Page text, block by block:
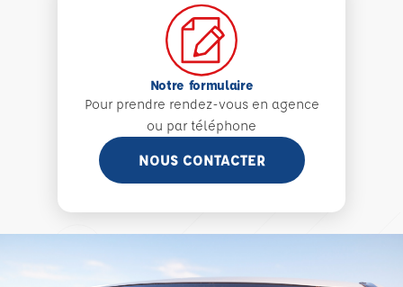
Notre formulaire
Pour prendre rendez-vous en agence
ou par téléphone
NOUS CONTACTER